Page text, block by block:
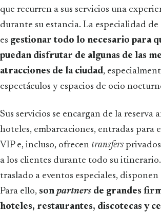
que recurren a sus servicios una
durante su estancia. La especialidad
es gestionar todo lo necesario para
puedan disfrutar de algunas de las
atracciones de la ciudad,
espectáculos y espacios de ocio
Sus servicios se encargan de la reserva
hoteles, embarcaciones, entradas para
VIP e, incluso, ofrecen transfers
a los clientes durante todo su
traslado a eventos especiales, disponen
Para ello, son partners de grandes
hoteles, restaurantes, discotecas y